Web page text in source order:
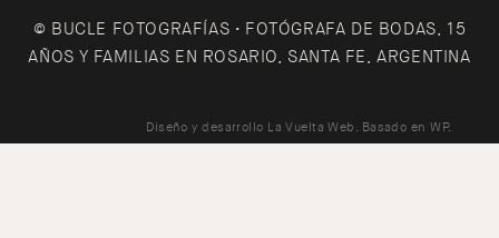
© BUCLE FOTOGRAFÍAS • FOTÓGRAFA DE BODAS, 15
AÑOS Y FAMILIAS EN ROSARIO, SANTA FE, ARGENTINA
Diseño y desarrollo La Vuelta Web . Basado enWP.